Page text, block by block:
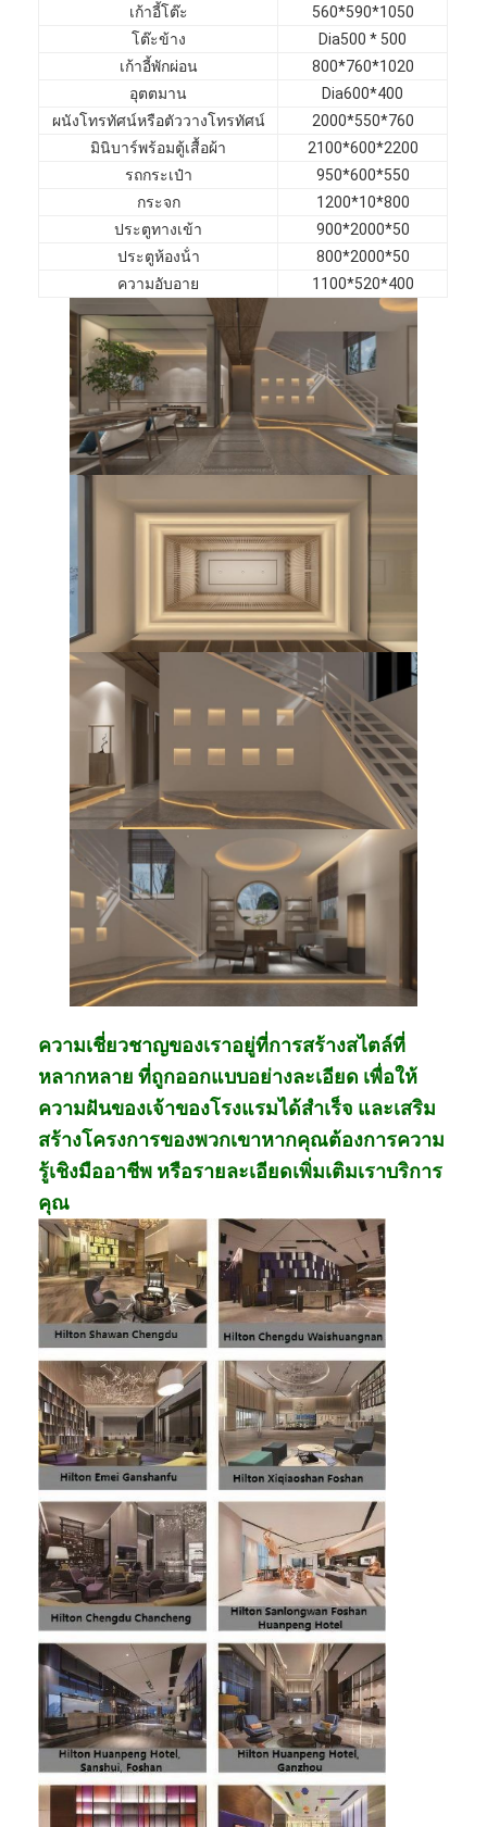
เฟอร์นิเจอร์โรงแรม
เฟอร์นิเจอร์วิลล่า
เฟอร์นิเจอร์อพาร์ทเมนท์
เฟอร์นิเจอร์คลับพาณิชย์
เฟอร์นิเจอร์ห้องอาหาร
เฟอร์นิเจอร์สำนักงาน
อุปกรณ์ติดตั้งเฟอร์นิเจอร์
เฟอร์นิเจอร์หุ้มเบาะ
เก้าอี้โต๊ะ
560*590*1050
โต๊ะข้าง
Dia500 * 500
เก้าอี้พักผ่อน
800*760*1020
อุตตมาน
Dia600*400
ผนังโทรทัศน์หรือตัววางโทรทัศน์
2000*550*760
มินิบาร์พร้อมตู้เสื้อผ้า
2100*600*2200
รถกระเป๋า
950*600*550
กระจก
1200*10*800
ประตูทางเข้า
900*2000*50
ประตูห้องน้ํา
800*2000*50
ความอับอาย
1100*520*400
ความเชี่ยวชาญของเราอยู่ที่การสร้างสไตล์ที่
หลากหลาย ที่ถูกออกแบบอย่างละเอียด เพื่อให้
ความฝันของเจ้าของโรงแรมได้สําเร็จ และเสริม
สร้างโครงการของพวกเขาหากคุณต้องการความ
รู้เชิงมืออาชีพ หรือรายละเอียดเพิ่มเติมเราบริการ
คุณ